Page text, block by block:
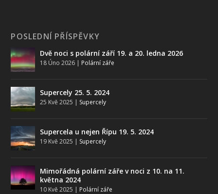
POSLEDNÍ PŘÍSPĚVKY
Dvě noci s polární září 19. a 20. ledna 2026
18 Úno 2026 | Polární záře
Supercely 25. 5. 2024
25 Kvě 2025 | Supercely
Supercela u nejen Řípu 19. 5. 2024
19 Kvě 2025 | Supercely
Mimořádná polární záře v noci z 10. na 11.
května 2024
10 Kvě 2025 | Polární záře